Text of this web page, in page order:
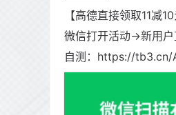
【高德直接领取11减10
微信打开活动->新用
自测：https://tb3.cn/